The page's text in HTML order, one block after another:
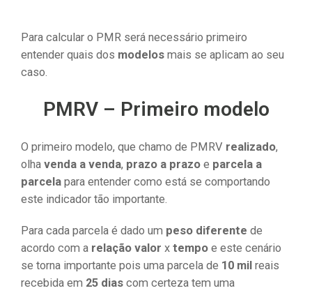
Para calcular o PMR será necessário primeiro
entender quais dos modelos mais se aplicam ao seu
caso.
PMRV – Primeiro modelo
O primeiro modelo, que chamo de PMRV realizado,
olha venda a venda, prazo a prazo e parcela a
parcela para entender como está se comportando
este indicador tão importante.
Para cada parcela é dado um peso diferente de
acordo com a relação valor x tempo e este cenário
se torna importante pois uma parcela de 10 mil reais
recebida em 25 dias com certeza tem uma